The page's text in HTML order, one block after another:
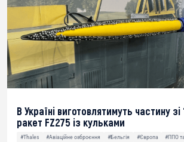
В Україні виготовлятимуть частину
ракет FZ275 із кульками
#Thales #Авіаційне озброєння #Бельгія #Європа
#ППО